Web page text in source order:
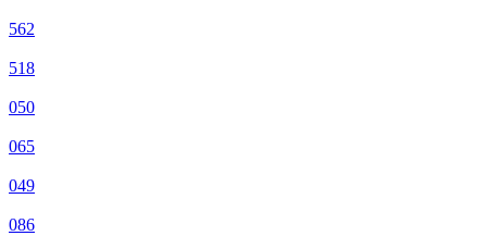
562
518
050
065
049
086